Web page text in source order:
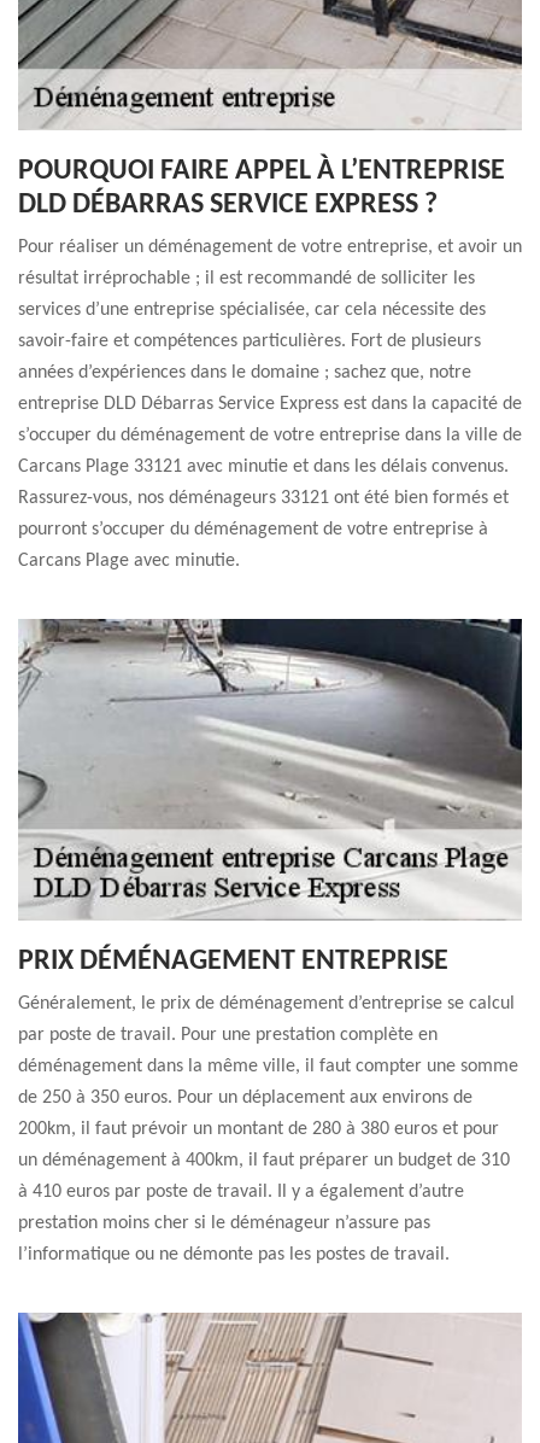
POURQUOI FAIRE APPEL À L’ENTREPRISE
DLD DÉBARRAS SERVICE EXPRESS ?
Pour réaliser un déménagement de votre entreprise, et avoir un
résultat irréprochable ; il est recommandé de solliciter les
services d’une entreprise spécialisée, car cela nécessite des
savoir-faire et compétences particulières. Fort de plusieurs
années d’expériences dans le domaine ; sachez que, notre
entreprise DLD Débarras Service Express est dans la capacité de
s’occuper du déménagement de votre entreprise dans la ville de
Carcans Plage 33121 avec minutie et dans les délais convenus.
Rassurez-vous, nos déménageurs 33121 ont été bien formés et
pourront s’occuper du déménagement de votre entreprise à
Carcans Plage avec minutie.
PRIX DÉMÉNAGEMENT ENTREPRISE
Généralement, le prix de déménagement d’entreprise se calcul
par poste de travail. Pour une prestation complète en
déménagement dans la même ville, il faut compter une somme
de 250 à 350 euros. Pour un déplacement aux environs de
200km, il faut prévoir un montant de 280 à 380 euros et pour
un déménagement à 400km, il faut préparer un budget de 310
à 410 euros par poste de travail. Il y a également d’autre
prestation moins cher si le déménageur n’assure pas
l’informatique ou ne démonte pas les postes de travail.